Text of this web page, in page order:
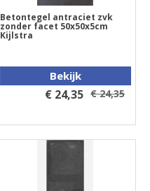
Betontegel antraciet zvk
zonder facet 50x50x5cm
Kijlstra
Bekijk
€ 24,35 € 24,35